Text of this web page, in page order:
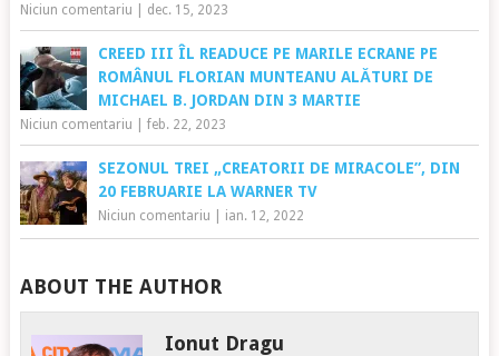
Niciun comentariu dec. 15, 2023
CREED III ÎL READUCE PE MARILE ECRANE PE
ROMÂNUL FLORIAN MUNTEANU ALĂTURI DE
MICHAEL B. JORDAN DIN 3 MARTIE
Niciun comentariu feb. 22, 2023
SEZONUL TREI „CREATORII DE MIRACOLE”, DIN
20 FEBRUARIE LA WARNER TV
Niciun comentariu ian. 12, 2022
ABOUT THE AUTHOR
Ionut Dragu